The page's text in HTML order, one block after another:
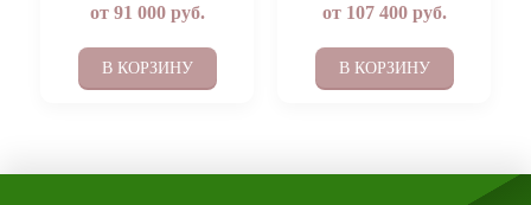
от 91 000руб.
В КОРЗИНУ
от 107 400руб.
В КОРЗИНУ